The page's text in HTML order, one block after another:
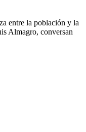
entre la población y la
Almagro, conversan